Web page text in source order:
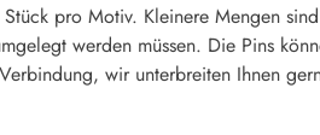
pro Motiv. Kleinere Mengen
werden müssen. Die Pins
wir unterbreiten Ihnen